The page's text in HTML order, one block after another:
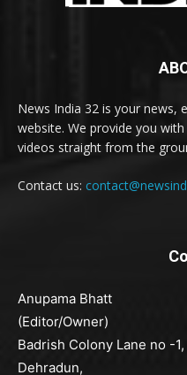
News India 32 is your news,
website. We provide you
videos straight from the
Contact us:
Anupama Bhatt
(Editor/Owner)
Badrish Colony Lane no -
Dehradun,